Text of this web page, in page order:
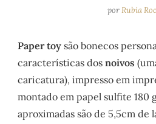
porRubia
Paper toy são bonecos
características dosnoivos
caricatura), impresso em
montado em papel sulfite 180
aproximadas são de 5,5cm de